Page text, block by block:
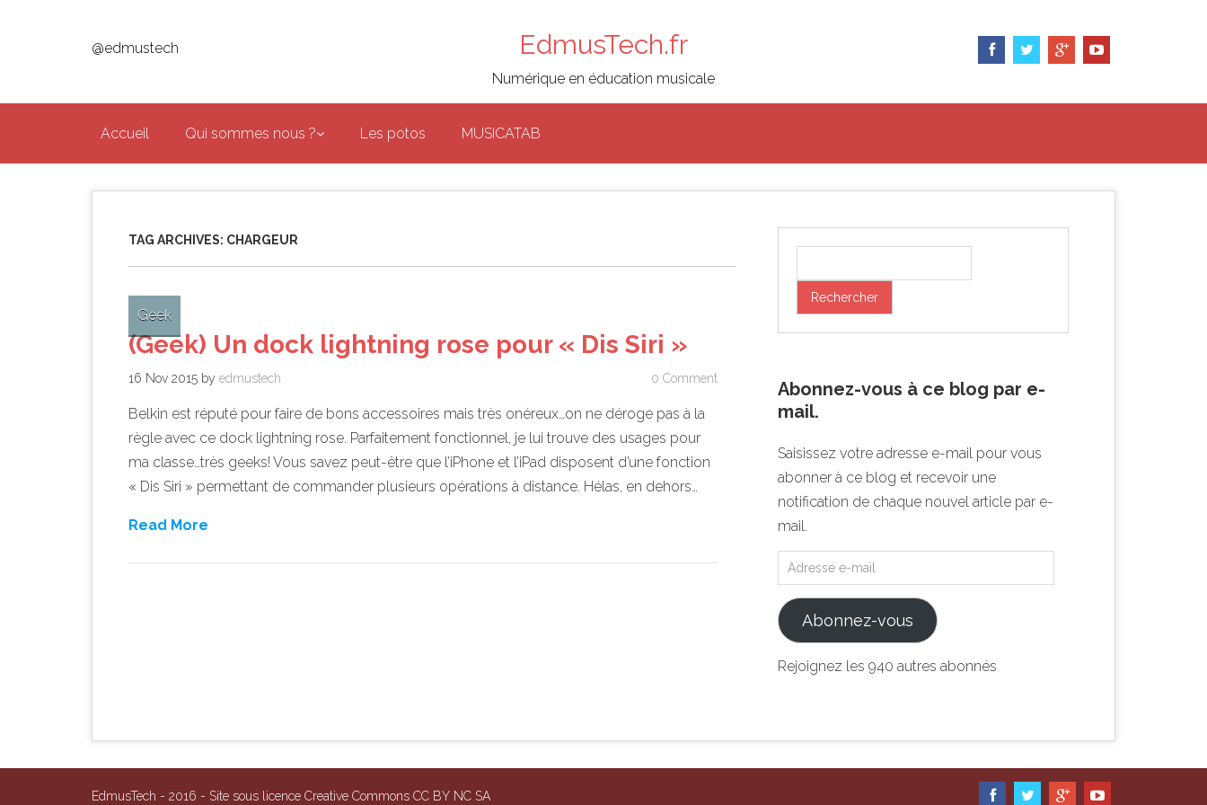
@edmustech EdmusTech.fr
Numérique en éducation musicale
Accueil Qui sommes nous ? Les potos MUSICATAB
TAG ARCHIVES: CHARGEUR
Geek
(Geek) Un dock lightning rose pour « Dis Siri »
16 Nov 2015 by edmustech 0 Comment
Belkin est réputé pour faire de bons accessoires mais très onéreux…on ne déroge pas à la
règle avec ce dock lightning rose. Parfaitement fonctionnel, je lui trouve des usages pour
ma classe…très geeks! Vous savez peut-être que l’iPhone et l’iPad disposent d’une fonction
« Dis Siri » permettant de commander plusieurs opérations à distance. Hélas, en dehors…
Read More
Abonnez-vous à ce blog par e-
mail.
Saisissez votre adresse e-mail pour vous
abonner à ce blog et recevoir une
notification de chaque nouvel article par e-
mail.
Abonnez-vous
Rejoignez les 940 autres abonnés
EdmusTech - 2016 - Site sous licence Creative Commons CC BY NC SA